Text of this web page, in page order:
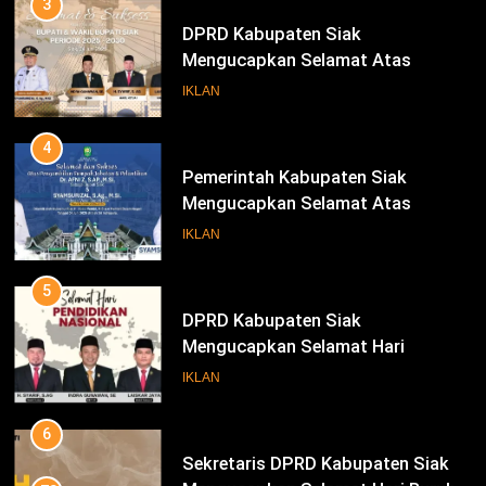
3
DPRD Kabupaten Siak
Mengucapkan Selamat Atas
Pengambilan Sumpah Jabatan
IKLAN
4
Pemerintah Kabupaten Siak
Mengucapkan Selamat Atas
Pengambilan Sumpah Jabatan
IKLAN
5
DPRD Kabupaten Siak
Mengucapkan Selamat Hari
Pendidikan Nasional
IKLAN
6
Sekretaris DPRD Kabupaten Siak